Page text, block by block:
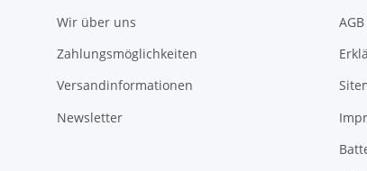
Wir über uns
Zahlungsmöglichkeiten
Versandinformationen
Newsletter
AGB